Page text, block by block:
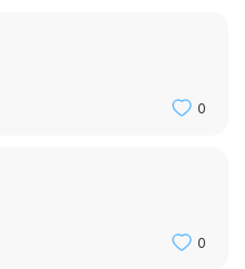
길은 도살장을 지키는 카우보이가
제까지 계속될지 수원은 불안하
픈 현실을 대면하지 않도록 말이
날’. 강인한 생명력을 지닌 아카시
을 마을 뒷산 용비봉에 올려 보낸
0
0